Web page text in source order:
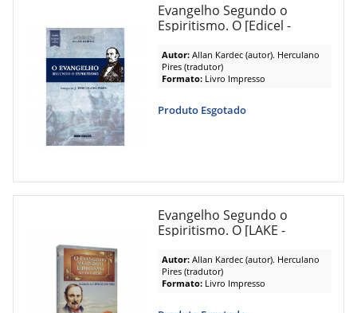
Evangelho Segundo o
Espiritismo. O [Edicel -
Autor:Allan Kardec (autor). Herculano
Pires (tradutor)
Formato: Livro Impresso
Produto Esgotado
Evangelho Segundo o
Espiritismo. O [LAKE -
Autor:Allan Kardec (autor). Herculano
Pires (tradutor)
Formato: Livro Impresso